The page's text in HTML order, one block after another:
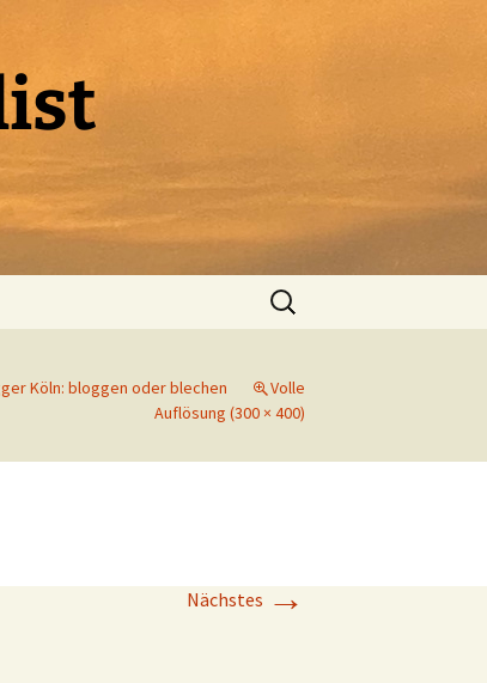
Suchen
nach:
Köln: bloggen oder blechen
Volle
Auflösung (300 × 400)
Nächstes →